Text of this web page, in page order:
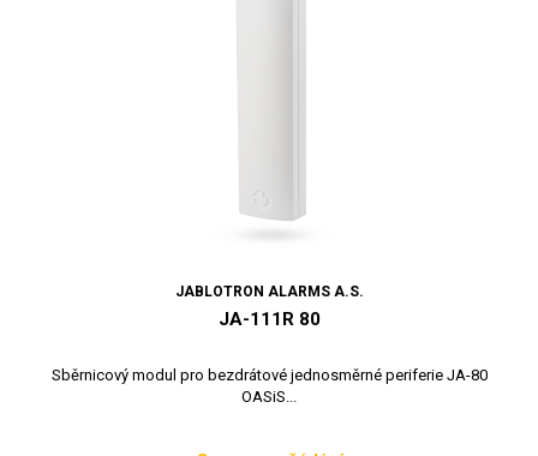
JABLOTRON ALARMS A.S.
JA-111R 80
Sběrnicový modul pro bezdrátové jednosměrné periferie JA-80
OASiS...